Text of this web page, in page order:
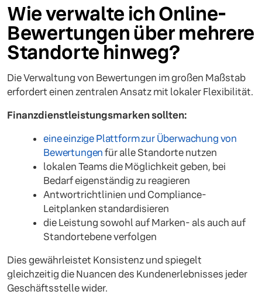
Wie verwalte ich Online-
Bewertungen über mehrere
Standorte hinweg?
Die Verwaltung von Bewertungen im großen Maßstab
erfordert einen zentralen Ansatz mit lokaler Flexibilität.
Finanzdienstleistungsmarken sollten:
eine einzige Plattform zur Überwachung von
Bewertungenfür alle Standorte nutzen
lokalen Teams die Möglichkeit geben, bei
Bedarf eigenständig zu reagieren
Antwortrichtlinien und Compliance-
Leitplanken standardisieren
die Leistung sowohl auf Marken- als auch auf
Standortebene verfolgen
Dies gewährleistet Konsistenz und spiegelt
gleichzeitig die Nuancen des Kundenerlebnisses jeder
Geschäftsstelle wider.